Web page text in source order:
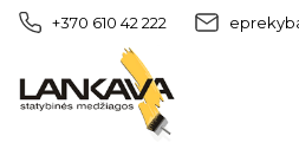
+370 610 42 222